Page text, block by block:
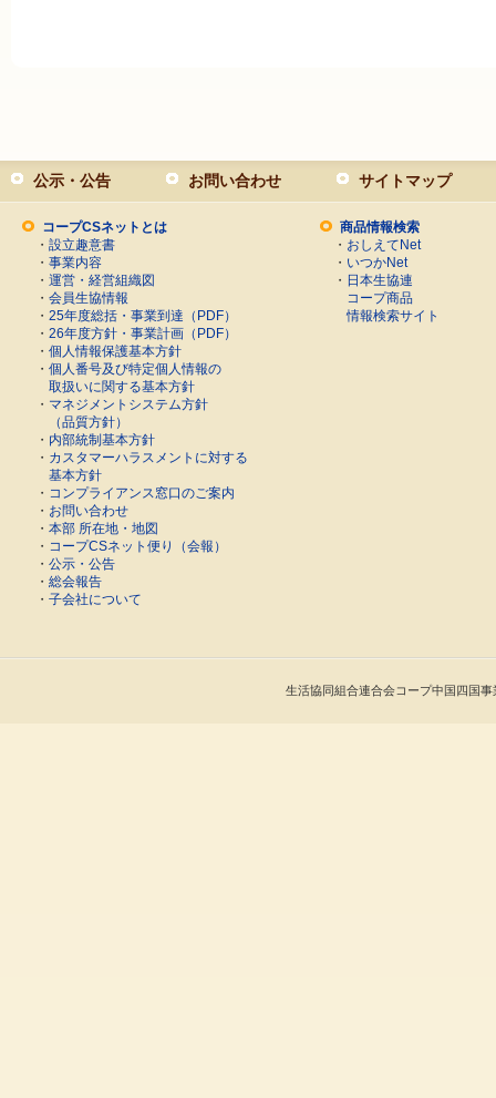
公示・公告 お問い合わせ サイトマップ
コープCSネットとは
・ 設立趣意書
・ 事業内容
・ 運営・経営組織図
・ 会員生協情報
・ 25年度総括・事業到達（PDF）
・ 26年度方針・事業計画（PDF）
・ 個人情報保護基本方針
・ 個人番号及び特定個人情報の
取扱いに関する基本方針
・ マネジメントシステム方針
（品質方針）
・ 内部統制基本方針
・ カスタマーハラスメントに対する
基本方針
・ コンプライアンス窓口のご案内
・ お問い合わせ
・ 本部 所在地・地図
・ コープCSネット便り（会報）
・ 公示・公告
・ 総会報告
・ 子会社について
商品情報検索
・ おしえてNet
・ いつかNet
・ 日本生協連
コープ商品
情報検索サイト
生活協同組合連合会コープ中国四国